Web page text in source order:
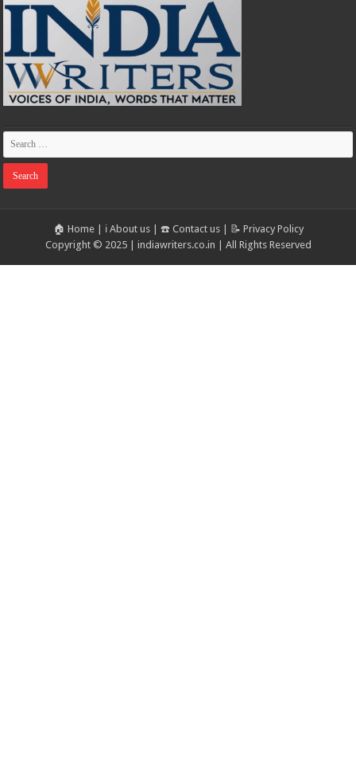
🏠 Home| ℹ️ About us| ☎️ Contact us| 📝 Privacy Policy
Copyright © 2025 | indiawriters.co.in | All Rights Reserved